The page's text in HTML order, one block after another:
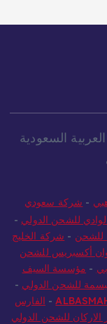
السعودية
-
شركة سعودي
للشحن الدولي-
للشحن-شركة الخليج
أكسبريس للشحن
-مؤسسة السيف
للشحن الدولي-
-الفارس